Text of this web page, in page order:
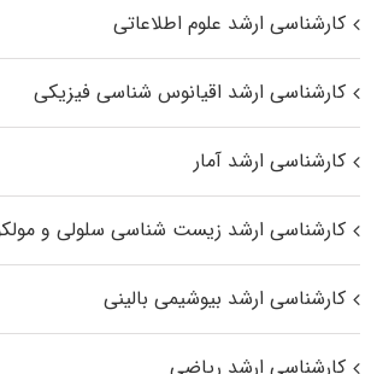
کارشناسی ارشد علوم اطلاعاتی
کارشناسی ارشد اقیانوس‌ شناسی فیزیکی
کارشناسی ارشد آمار
کارشناسی ارشد زیست شناسی سلولی و
کارشناسی ارشد بیوشیمی بالینی
کارشناسی ارشد ریاضی